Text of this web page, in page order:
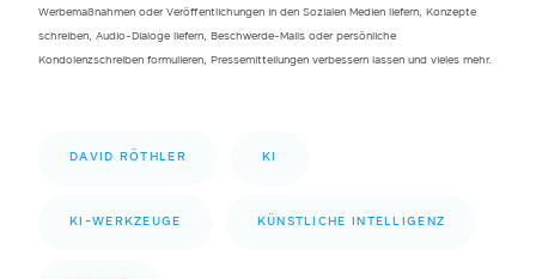
Werbemaßnahmen oder Veröffentlichungen in den Sozialen Medien liefern, Konzepte
schreiben, Audio-Dialoge liefern, Beschwerde-Mails oder persönliche
Kondolenzschreiben formulieren, Pressemitteilungen verbessern lassen und vieles mehr.
DAVID RÖTHLER KI
KI-WERKZEUGE KÜNSTLICHE INTELLIGENZ